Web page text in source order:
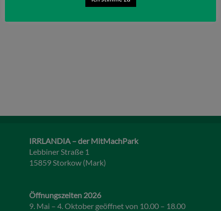
IRRLANDIA – der MitMachPark
Lebbiner Straße 1
15859 Storkow (Mark)
Öffnungszeiten 2026
9. Mai – 4. Oktober geöffnet von 10.00 – 18.00